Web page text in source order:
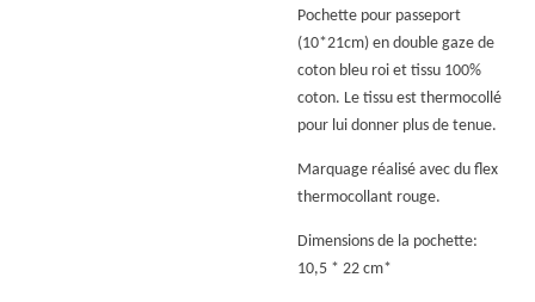
Pochette pour passeport
(10*21cm) en double gaze de
coton bleu roi et tissu 100%
coton. Le tissu est thermocollé
pour lui donner plus de tenue.
Marquage réalisé avec du flex
thermocollant rouge.
Dimensions de la pochette:
10,5 * 22 cm*